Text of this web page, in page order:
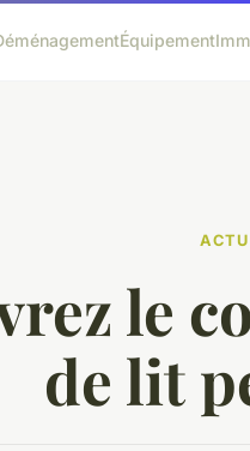
Équipement
ACTU
le
de lit